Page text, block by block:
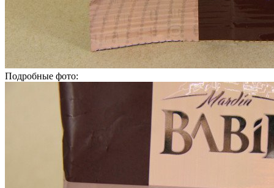
Подробные фото: